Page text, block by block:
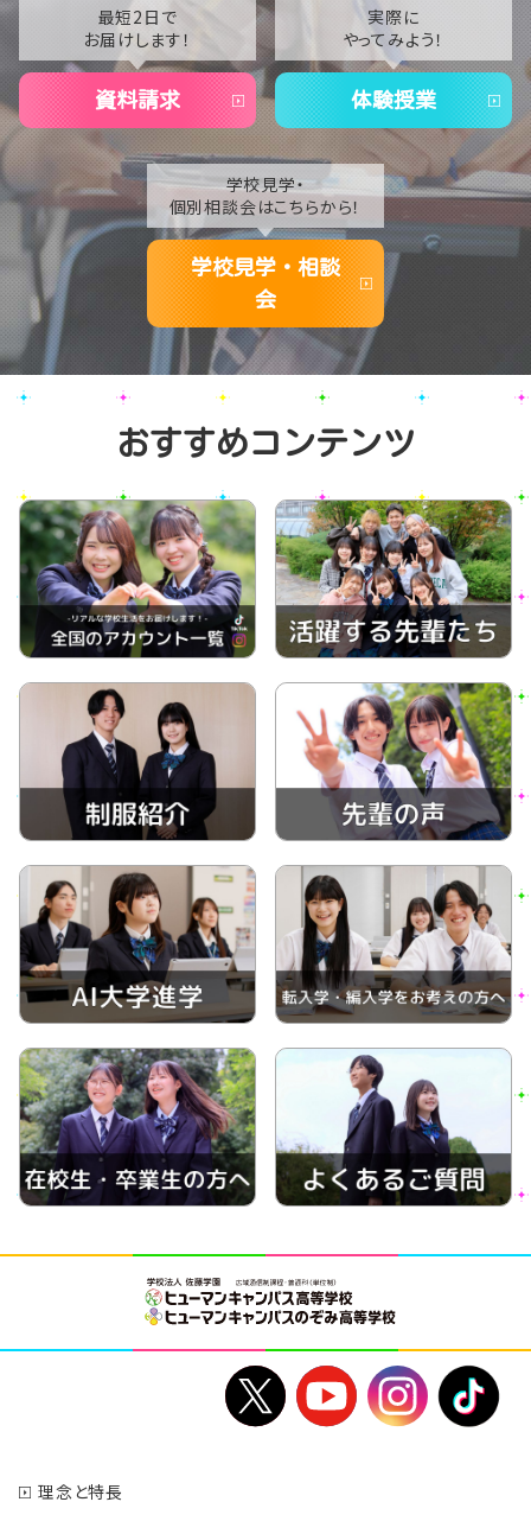
2021
2020
最短2日で
お届けします！
資料請求
実際に
やってみよう！
体験授業
学校見学・
個別相談会はこちらから！
学校見学・相談
会
おすすめコンテンツ
理念と特長